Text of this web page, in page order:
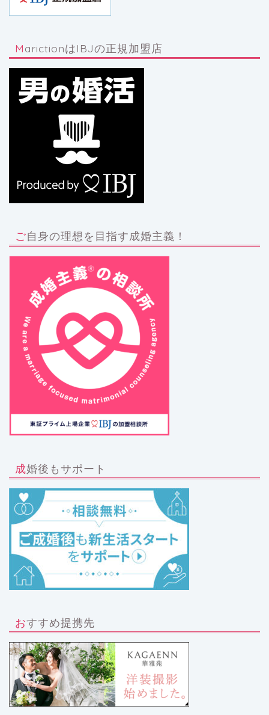
MarictionはIBJの正規加盟店
ご自身の理想を目指す成婚主義！
成婚後もサポート
おすすめ提携先